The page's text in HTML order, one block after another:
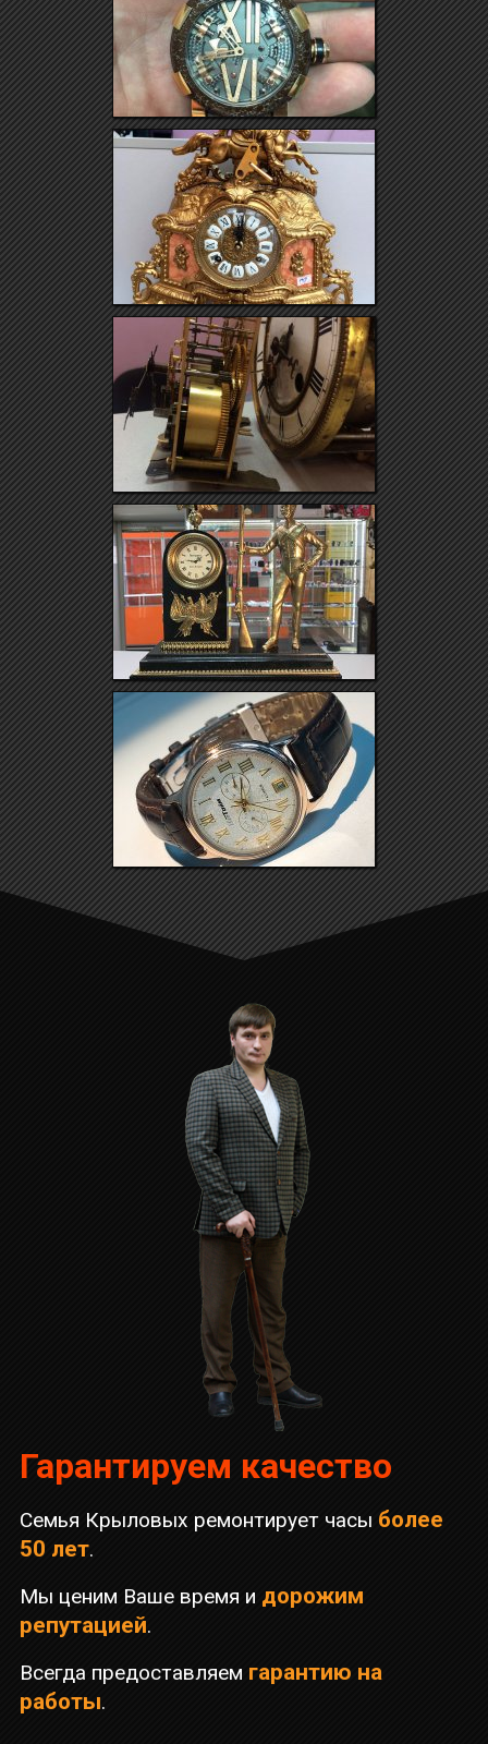
Гарантируем качество
Семья Крыловых ремонтирует часы более
50 лет.
Мы ценим Ваше время и дорожим
репутацией.
Всегда предоставляем гарантию на
работы.